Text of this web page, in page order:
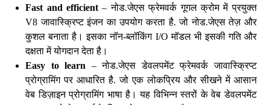
Fast and efficient – नोड.जेएस फ्रेमवर्क गूगल क्रोम में प्रयुक्त
V8 जावास्क्रिप्ट इंजन का उपयोग करता है. जो नोड.जेएस तेज़ और
कुशल बनाता है। इसका नॉन-ब्लॉकिंग I/O मॉडल भी इसकी गति और
दक्षता में योगदान देता है।
Easy to learn – नोड.जेएस डेवलपमेंट फ्रेमवर्क जावास्क्रिप्ट
प्रोग्रामिंग पर आधारित है. जो एक लोकप्रिय और सीखने में आसान
वेब डिज़ाइन प्रोग्रामिंग भाषा है। यह विभिन्न स्तरों के वेब डेवलपमेंट